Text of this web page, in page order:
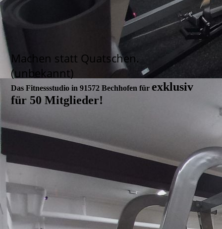
Machen statt Quatschen.
(unbekannt)
Das Fitnessstudio in 91572 Bechhofen für exklusiv
für 50 Mitglieder!